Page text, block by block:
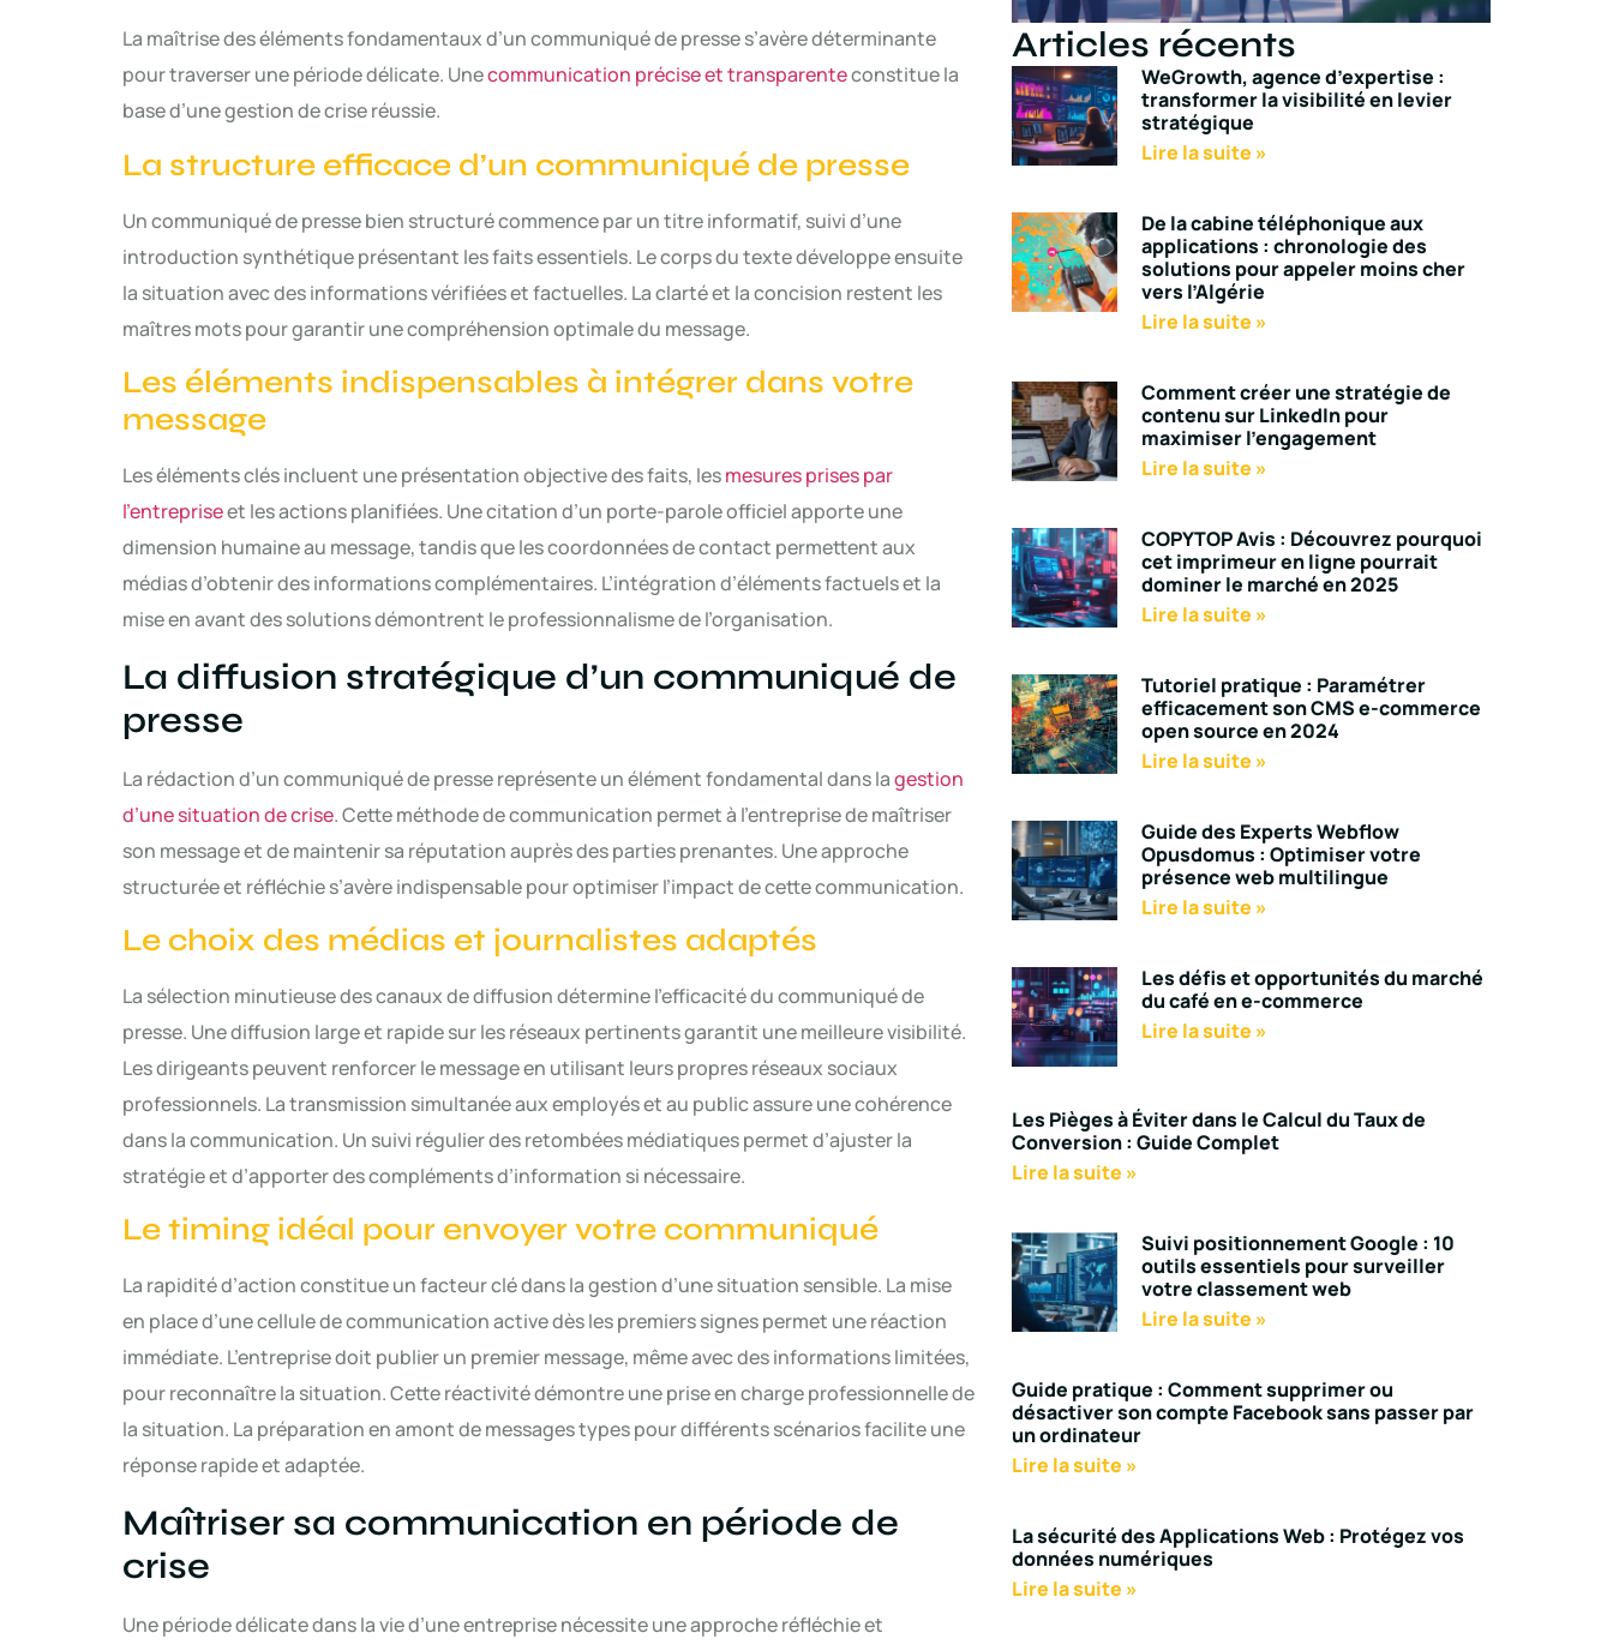
La maîtrise des éléments fondamentaux d’un communiqué de presse s’avère déterminante
pour traverser une période délicate. Unecommunication précise et transparenteconstitue la
base d’une gestion de crise réussie.
La structure efficace d’un communiqué de presse
Un communiqué de presse bien structuré commence par un titre informatif, suivi d’une
introduction synthétique présentant les faits essentiels. Le corps du texte développe ensuite
la situation avec des informations vérifiées et factuelles. La clarté et la concision restent les
maîtres mots pour garantir une compréhension optimale du message.
Les éléments indispensables à intégrer dans votre
message
Les éléments clés incluent une présentation objective des faits, lesmesures prises par
l’entrepriseet les actions planifiées. Une citation d’un porte-parole officiel apporte une
dimension humaine au message, tandis que les coordonnées de contact permettent aux
médias d’obtenir des informations complémentaires. L’intégration d’éléments factuels et la
mise en avant des solutions démontrent le professionnalisme de l’organisation.
La diffusion stratégique d’un communiqué de
presse
La rédaction d’un communiqué de presse représente un élément fondamental dans lagestion
d’une situation de crise. Cette méthode de communication permet à l’entreprise de maîtriser
son message et de maintenir sa réputation auprès des parties prenantes. Une approche
structurée et réfléchie s’avère indispensable pour optimiser l’impact de cette communication.
Le choix des médias et journalistes adaptés
La sélection minutieuse des canaux de diffusion détermine l’efficacité du communiqué de
presse. Une diffusion large et rapide sur les réseaux pertinents garantit une meilleure visibilité.
Les dirigeants peuvent renforcer le message en utilisant leurs propres réseaux sociaux
professionnels. La transmission simultanée aux employés et au public assure une cohérence
dans la communication. Un suivi régulier des retombées médiatiques permet d’ajuster la
stratégie et d’apporter des compléments d’information si nécessaire.
Le timing idéal pour envoyer votre communiqué
La rapidité d’action constitue un facteur clé dans la gestion d’une situation sensible. La mise
en place d’une cellule de communication active dès les premiers signes permet une réaction
immédiate. L’entreprise doit publier un premier message, même avec des informations limitées,
pour reconnaître la situation. Cette réactivité démontre une prise en charge professionnelle de
la situation. La préparation en amont de messages types pour différents scénarios facilite une
réponse rapide et adaptée.
Maîtriser sa communication en période de
crise
Une période délicate dans la vie d’une entreprise nécessite une approche réfléchie et
Articles récents
WeGrowth, agence d’expertise :
transformer la visibilité en levier
stratégique
Lire la suite »
De la cabine téléphonique aux
applications : chronologie des
solutions pour appeler moins cher
vers l’Algérie
Lire la suite »
Comment créer une stratégie de
contenu sur LinkedIn pour
maximiser l’engagement
Lire la suite »
COPYTOP Avis : Découvrez pourquoi
cet imprimeur en ligne pourrait
dominer le marché en 2025
Lire la suite »
Tutoriel pratique : Paramétrer
efficacement son CMS e-commerce
open source en 2024
Lire la suite »
Guide des Experts Webflow
Opusdomus : Optimiser votre
présence web multilingue
Lire la suite »
Les défis et opportunités du marché
du café en e-commerce
Lire la suite »
Les Pièges à Éviter dans le Calcul du Taux de
Conversion : Guide Complet
Lire la suite »
Suivi positionnement Google : 10
outils essentiels pour surveiller
votre classement web
Lire la suite »
Guide pratique : Comment supprimer ou
désactiver son compte Facebook sans passer par
un ordinateur
Lire la suite »
La sécurité des Applications Web : Protégez vos
données numériques
Lire la suite »